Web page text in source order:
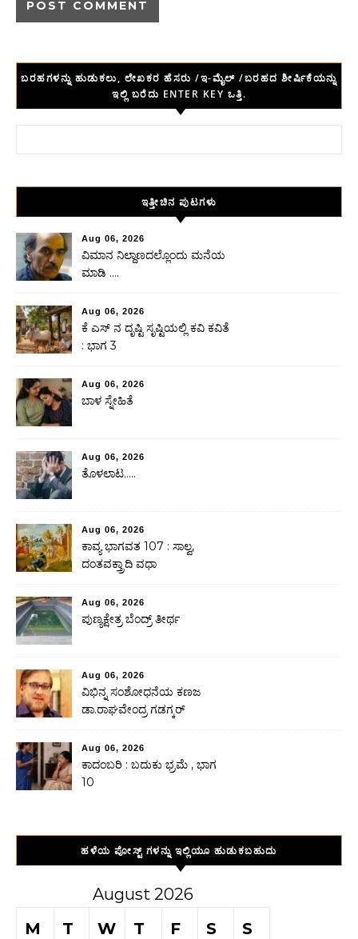
ಬರಹಗಳನ್ನು ಹುಡುಕಲು, ಲೇಖಕರ ಹೆಸರು /ಇ-ಮೈಲ್ /ಬರಹದ ಶೀರ್ಷಿಕೆಯನ್ನು
ಇಲ್ಲಿ ಬರೆದು ENTER KEY ಒತ್ತಿ.
ಇತ್ತೀಚಿನ ಪುಟಗಳು
Aug 06, 2026
ವಿಮಾನ ನಿಲ್ದಾಣದಲ್ಲೊಂದು ಮನೆಯ
ಮಾಡಿ ….
Aug 06, 2026
ಕೆ ಎಸ್ ನ ದೃಷ್ಟಿ ಸೃಷ್ಟಿಯಲ್ಲಿ ಕವಿ ಕವಿತೆ
: ಭಾಗ 3
Aug 06, 2026
ಬಾಳ ಸ್ನೇಹಿತೆ
Aug 06, 2026
ತೊಳಲಾಟ…..
Aug 06, 2026
ಕಾವ್ಯ ಭಾಗವತ 107 : ಸಾಲ್ವ,
ದಂತವಕ್ತ್ರಾದಿ ವಧಾ
Aug 06, 2026
ಪುಣ್ಯಕ್ಷೇತ್ರ ಬೆಂದ್ರ್ ತೀರ್ಥ
Aug 06, 2026
ವಿಭಿನ್ನ ಸಂಶೋಧನೆಯ ಕಣಜ
ಡಾ.ರಾಘವೇಂದ್ರ ಗಡಗ್ಕರ್
Aug 06, 2026
ಕಾದಂಬರಿ : ಬದುಕು ಭ್ರಮೆ , ಭಾಗ
10
ಹಳೆಯ ಪೋಸ್ಟ್ ಗಳನ್ನು ಇಲ್ಲಿಯೂ ಹುಡುಕಬಹುದು
August 2026
M
T W T F S S